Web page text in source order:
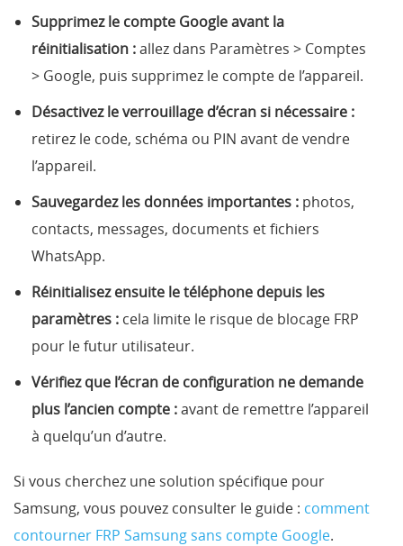
Supprimez le compte Google avant la
réinitialisation :allez dans Paramètres > Comptes
> Google, puis supprimez le compte de l’appareil.
Désactivez le verrouillage d’écran si nécessaire :
retirez le code, schéma ou PIN avant de vendre
l’appareil.
Sauvegardez les données importantes : photos,
contacts, messages, documents et fichiers
WhatsApp.
Réinitialisez ensuite le téléphone depuis les
paramètres : cela limite le risque de blocage FRP
pour le futur utilisateur.
Vérifiez que l’écran de configuration ne demande
plus l’ancien compte :avant de remettre l’appareil
à quelqu’un d’autre.
Si vous cherchez une solution spécifique pour
Samsung, vous pouvez consulter le guide : comment
contourner FRP Samsung sans compte Google.